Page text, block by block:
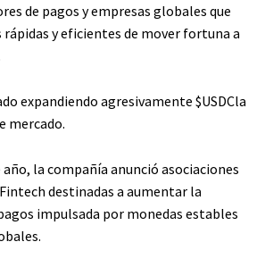
de pagos y empresas globales que
rápidas y eficientes de mover fortuna a
expandiendo agresivamente $USDCla
mercado.
la compañía anunció asociaciones
destinadas a aumentar la
impulsada por monedas estables